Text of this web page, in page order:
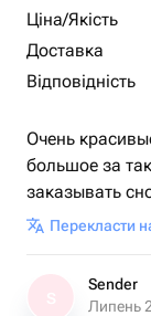
Ціна/Якість
Доставка
Відповідність
Очень
большое за
заказывать
Перекласти
Sender
Липень